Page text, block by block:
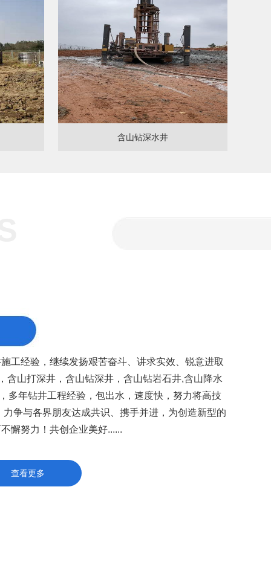
含山钻深水井
经验，继续发扬艰苦奋斗、讲求实效、锐意进取
含山打深井，含山钻深井，含山钻岩石井,含山降水
多年钻井工程经验，包出水，速度快，努力将高技
争与各界朋友达成共识、携手并进，为创造新型的
懈努力！共创企业美好......
查看更多